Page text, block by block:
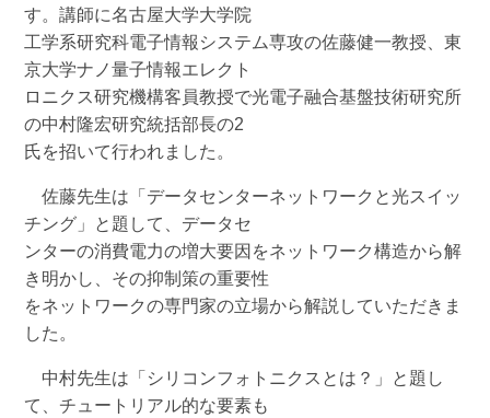
す。講師に名古屋大学大学院
工学系研究科電子情報システム専攻の佐藤健一教授、東
京大学ナノ量子情報エレクト
ロニクス研究機構客員教授で光電子融合基盤技術研究所
の中村隆宏研究統括部長の2
氏を招いて行われました。
佐藤先生は「データセンターネットワークと光スイッ
チング」と題して、データセ
ンターの消費電力の増大要因をネットワーク構造から解
き明かし、その抑制策の重要性
をネットワークの専門家の立場から解説していただきま
した。
中村先生は「シリコンフォトニクスとは？」と題し
て、チュートリアル的な要素も